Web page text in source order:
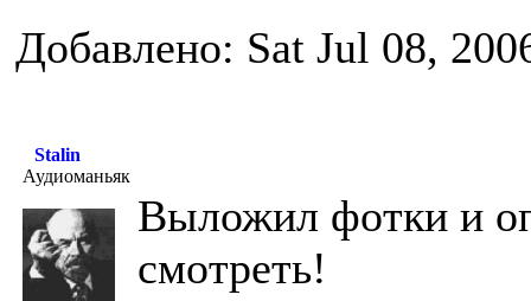
Добавлено: Sat Jul 08,
Stalin
Аудиоманьяк
Выложил фотки и
смотреть!